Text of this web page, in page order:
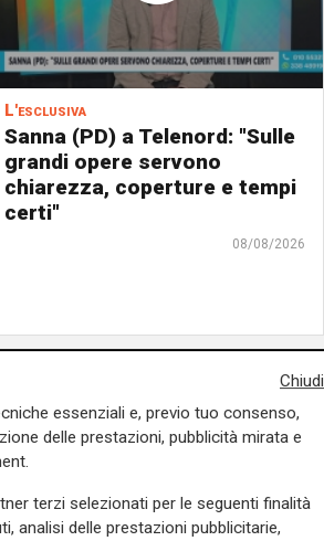
L'esclusiva
Sanna (PD) a Telenord: "Sulle
grandi opere servono
chiarezza, coperture e tempi
certi"
08/08/2026
Chiudi
essenziali e, previo tuo consenso,
delle prestazioni, pubblicità mirata e
terzi selezionati per le seguenti finalità
analisi delle prestazioni pubblicitarie,